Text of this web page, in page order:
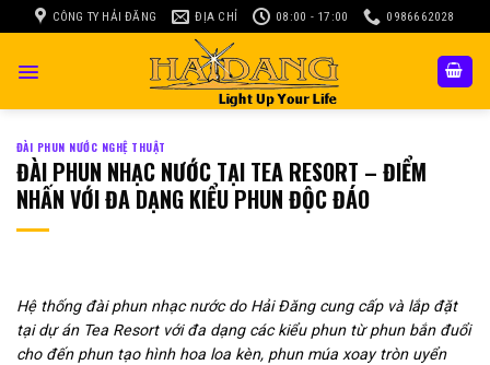
to
CÔNG TY HẢI ĐĂNG ĐỊA CHỈ 08:00 - 17:00 0986662028
ĐÀI PHUN NƯỚC NGHỆ THUẬT
ĐÀI PHUN NHẠC NƯỚC TẠI TEA RESORT – ĐIỂM
NHẤN VỚI ĐA DẠNG KIỂU PHUN ĐỘC ĐÁO
Hệ thống đài phun nhạc nước do Hải Đăng cung cấp và lắp đặt
tại dự án Tea Resort với đa dạng các kiểu phun từ phun bắn đuổi
cho đến phun tạo hình hoa loa kèn, phun múa xoay tròn uyển